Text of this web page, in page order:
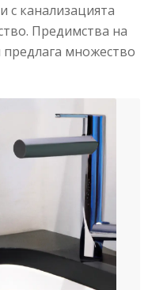
с канализацията
Предимства на
предлага множество